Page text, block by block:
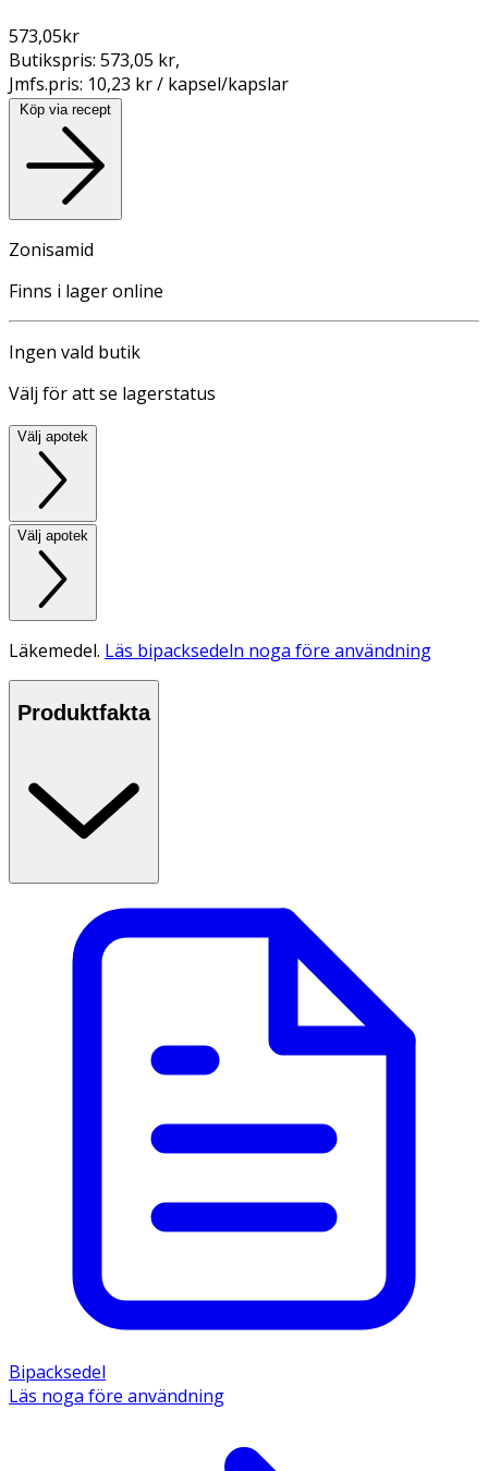
573,05kr
Butikspris: 573,05 kr,
Jmfs.pris: 10,23 kr / kapsel/kapslar
Köp via recept
Zonisamid
Finns i lager online
Ingen vald butik
Välj för att se lagerstatus
Välj apotek
Välj apotek
Läkemedel. Läs bipacksedeln noga före användning
Produktfakta
Bipacksedel
Läs noga före användning